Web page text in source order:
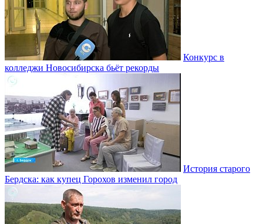
Конкурс в
колледжи Новосибирска бьёт рекорды
История старого
Бердска: как купец Горохов изменил город